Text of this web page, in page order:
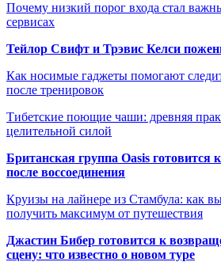
Почему низкий порог входа стал
сервисах
Тейлор Свифт и Трэвис Келси
Как носимые гаджеты помогают
после тренировок
Тибетские поющие чаши: древняя
целительной силой
Британская группа Oasis готовится
после воссоединения
Круизы на лайнере из Стамбула: как
получить максимум от путешествия
Джастин Бибер готовится к
сцену: что известно о новом туре